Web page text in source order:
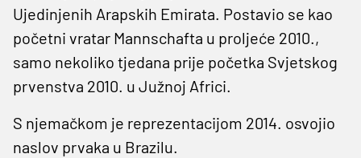
Ujedinjenih Arapskih Emirata. Postavio se kao
početni vratar Mannschafta u proljeće 2010.,
samo nekoliko tjedana prije početka Svjetskog
prvenstva 2010. u Južnoj Africi.
S njemačkom je reprezentacijom 2014. osvojio
naslov prvaka u Brazilu.